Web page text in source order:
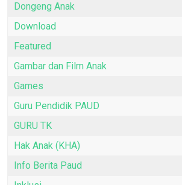
Dongeng Anak
Download
Featured
Gambar dan Film Anak
Games
Guru Pendidik PAUD
GURU TK
Hak Anak (KHA)
Info Berita Paud